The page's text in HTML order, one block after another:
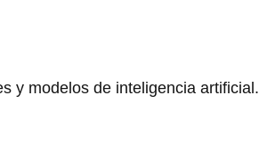
y modelos de inteligencia artificial.